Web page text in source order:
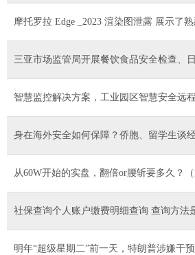
摩托罗拉 Edge _2023 渲染图泄露 展示了
三亚市场监管局开展餐饮食品安全检查、
智慧监控解决方案，工业园区智慧安全远
身在海外安全如何保障？侨胞、留学生谈
从60W开始的实盘，翻倍or腰斩要多久？（
社保查询个人账户缴费明细查询 查询方法
明年“超级星期二”前一天，特朗普涉嫌干